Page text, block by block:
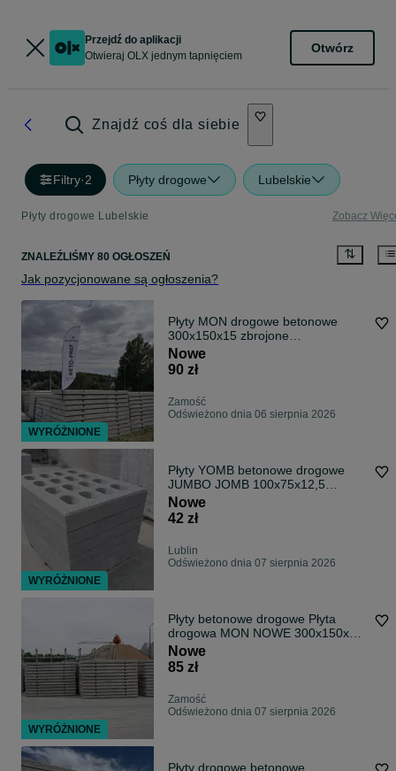
Przejdź do aplikacji
Otwieraj OLX jednym tapnięciem
Otwórz
Znajdź coś dla siebie
Filtry·2 Płyty drogowe Lubelskie
Płyty drogowe Lubelskie Zobacz
ZNALEŹLIŚMY 80 OGŁOSZEŃ
Jak pozycjonowane są ogłoszenia?
Płyty MON drogowe betonowe
300x150x15 zbrojone
TRANSPORT
Nowe
90 zł
Zamość
Odświeżono dnia 06 sierpnia 2026
Płyty YOMB betonowe drogowe
JUMBO JOMB 100x75x12,5
C30/37 TRANSPORT
Nowe
42 zł
Lublin
Odświeżono dnia 07 sierpnia 2026
Płyty betonowe drogowe Płyta
drogowa MON NOWE 300x150x15
/18/20 cm
Nowe
85 zł
Zamość
Odświeżono dnia 07 sierpnia 2026
Płyty drogowe betonowe
WYRÓŻNIONE
WYRÓŻNIONE
WYRÓŻNIONE